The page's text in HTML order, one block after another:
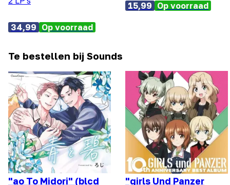
34,99 Op voorraad
15,99 Op voorraad
Te bestellen bij Sounds
"ao To Midori" (blcd
"girls Und Panzer